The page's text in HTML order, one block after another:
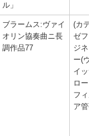
ル」
ブラームス:ヴァイ
オリン協奏曲ニ長
調作品77
(カ
ゼ
ジ
ー(
イ
ロ
フ
ア